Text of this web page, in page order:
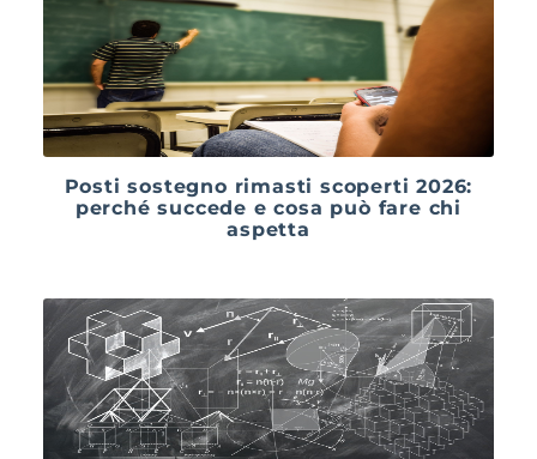
Posti sostegno rimasti scoperti 2026:
perché succede e cosa può fare chi
aspetta